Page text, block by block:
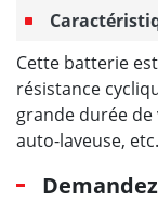
Cette batterie
résistance
grande durée
auto-laveuse,